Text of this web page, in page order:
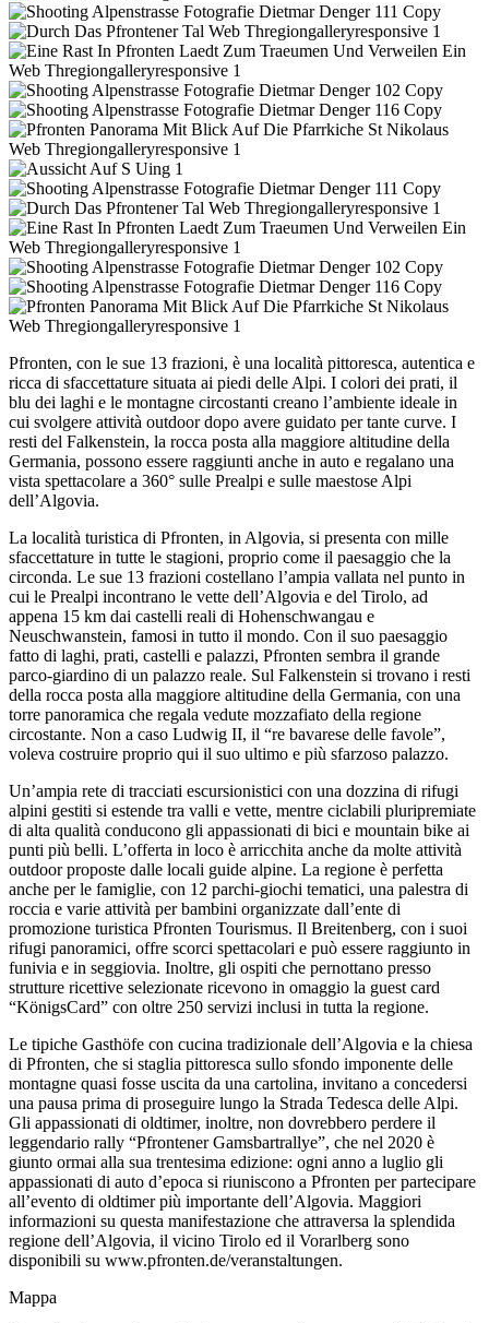
Pfronten, con le sue 13 frazioni, è una località pittoresca, autentica e
ricca di sfaccettature situata ai piedi delle Alpi. I colori dei prati, il
blu dei laghi e le montagne circostanti creano l’ambiente ideale in
cui svolgere attività outdoor dopo avere guidato per tante curve. I
resti del Falkenstein, la rocca posta alla maggiore altitudine della
Germania, possono essere raggiunti anche in auto e regalano una
vista spettacolare a 360° sulle Prealpi e sulle maestose Alpi
dell’Algovia.
La località turistica di Pfronten, in Algovia, si presenta con mille
sfaccettature in tutte le stagioni, proprio come il paesaggio che la
circonda. Le sue 13 frazioni costellano l’ampia vallata nel punto in
cui le Prealpi incontrano le vette dell’Algovia e del Tirolo, ad
appena 15 km dai castelli reali di Hohenschwangau e
Neuschwanstein, famosi in tutto il mondo. Con il suo paesaggio
fatto di laghi, prati, castelli e palazzi, Pfronten sembra il grande
parco-giardino di un palazzo reale. Sul Falkenstein si trovano i resti
della rocca posta alla maggiore altitudine della Germania, con una
torre panoramica che regala vedute mozzafiato della regione
circostante. Non a caso Ludwig II, il “re bavarese delle favole”,
voleva costruire proprio qui il suo ultimo e più sfarzoso palazzo.
Un’ampia rete di tracciati escursionistici con una dozzina di rifugi
alpini gestiti si estende tra valli e vette, mentre ciclabili pluripremiate
di alta qualità conducono gli appassionati di bici e mountain bike ai
punti più belli. L’offerta in loco è arricchita anche da molte attività
outdoor proposte dalle locali guide alpine. La regione è perfetta
anche per le famiglie, con 12 parchi-giochi tematici, una palestra di
roccia e varie attività per bambini organizzate dall’ente di
promozione turistica Pfronten Tourismus. Il Breitenberg, con i suoi
rifugi panoramici, offre scorci spettacolari e può essere raggiunto in
funivia e in seggiovia. Inoltre, gli ospiti che pernottano presso
strutture ricettive selezionate ricevono in omaggio la guest card
“KönigsCard” con oltre 250 servizi inclusi in tutta la regione.
Le tipiche Gasthöfe con cucina tradizionale dell’Algovia e la chiesa
di Pfronten, che si staglia pittoresca sullo sfondo imponente delle
montagne quasi fosse uscita da una cartolina, invitano a concedersi
una pausa prima di proseguire lungo la Strada Tedesca delle Alpi.
Gli appassionati di oldtimer, inoltre, non dovrebbero perdere il
leggendario rally “Pfrontener Gamsbartrallye”, che nel 2020 è
giunto ormai alla sua trentesima edizione: ogni anno a luglio gli
appassionati di auto d’epoca si riuniscono a Pfronten per partecipare
all’evento di oldtimer più importante dell’Algovia. Maggiori
informazioni su questa manifestazione che attraversa la splendida
regione dell’Algovia, il vicino Tirolo ed il Vorarlberg sono
disponibili su www.pfronten.de/veranstaltungen.
Mappa